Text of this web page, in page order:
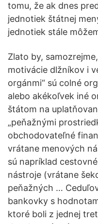
tomu, že ak dnes
jednotiek štátnej
jednotiek stále
Zlato by,
motivácie dlžníkov i
orgánmi“ sú colné
alebo akékoľvek iné
štátom na
„peňažnými
obchodovateľné
vrátane menových
sú napríklad
nástroje (vrátane
peňažných …
bankovky s
ktoré boli z jednej